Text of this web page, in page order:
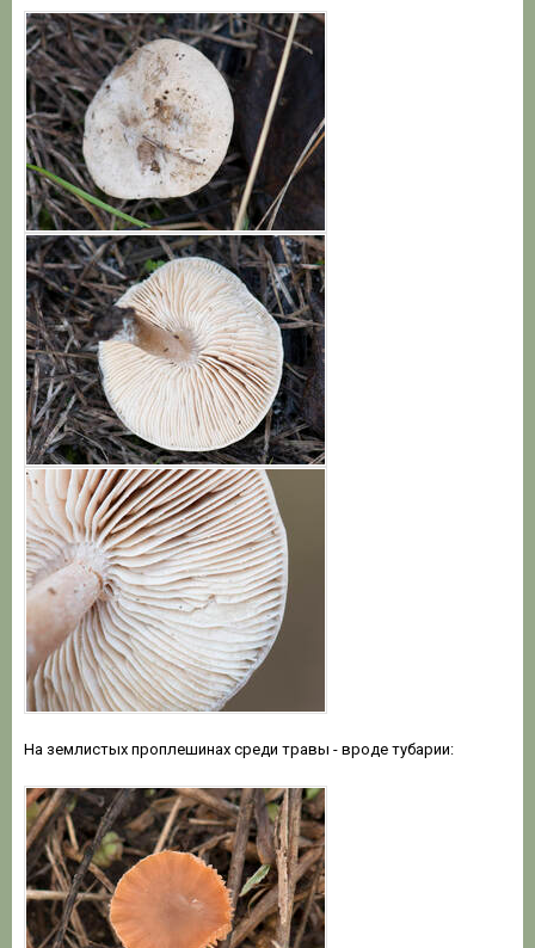
На землистых проплешинах среди травы - вроде тубарии: